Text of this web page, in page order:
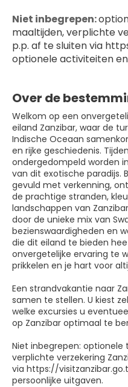
Niet inbegrepen:
maaltijden, verplichte
p.p. af te sluiten via
optionele activiteiten
Over de
Welkom op een
eiland Zanzibar, waar de
Indische Oceaan
en rijke geschiedenis.
ondergedompeld worden
van dit exotische paradijs.
gevuld met verkenning,
de prachtige stranden,
landschappen van
door de unieke mix van
bezienswaardigheden en
die dit eiland te bieden
onvergetelijke ervaring te
prikkelen en je hart voor
Een strandvakantie naar
samen te stellen. U kiest
welke excursies u
op Zanzibar optimaal te
Niet inbegrepen:
verplichte verzekering
via https://
persoonlijke uitgaven.